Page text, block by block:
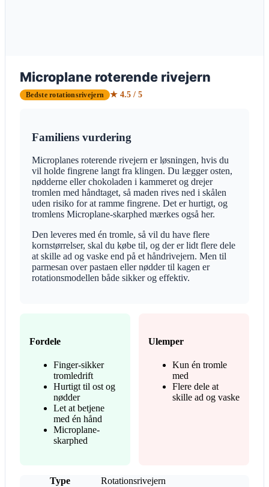
Microplane roterende rivejern
Bedste rotationsrivejern ★ 4.5 / 5
Familiens vurdering
Microplanes roterende rivejern er løsningen, hvis du
vil holde fingrene langt fra klingen. Du lægger osten,
nødderne eller chokoladen i kammeret og drejer
tromlen med håndtaget, så maden rives ned i skålen
uden risiko for at ramme fingrene. Det er hurtigt, og
tromlens Microplane-skarphed mærkes også her.
Den leveres med én tromle, så vil du have flere
kornstørrelser, skal du købe til, og der er lidt flere dele
at skille ad og vaske end på et håndrivejern. Men til
parmesan over pastaen eller nødder til kagen er
rotationsmodellen både sikker og effektiv.
Fordele
Finger-sikker
tromledrift
Hurtigt til ost og
nødder
Let at betjene
med én hånd
Microplane-
skarphed
Ulemper
Kun én tromle
med
Flere dele at
skille ad og vaske
Type
Rotationsrivejern